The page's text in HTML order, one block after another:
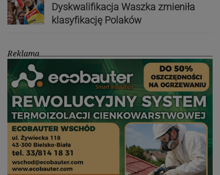
Dyskwalifikacja Waszka zmieniła
klasyfikację Polaków
Reklama